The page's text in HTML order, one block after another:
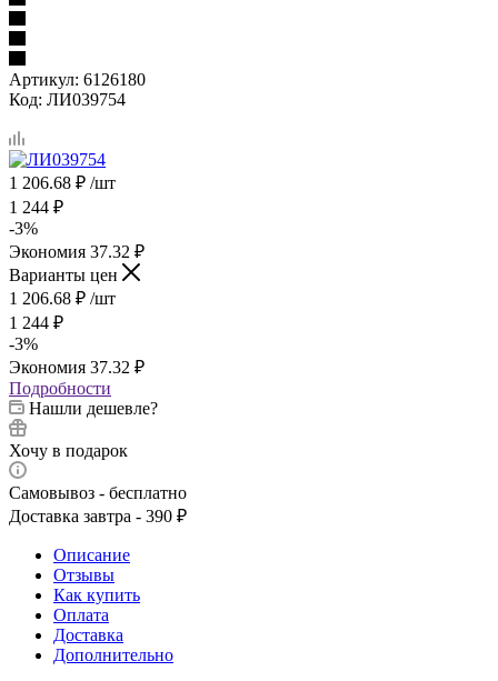
Артикул: 6126180
Код: ЛИ039754
1 206.68 ₽ /шт
1 244 ₽
-3%
Экономия 37.32 ₽
Варианты цен
1 206.68 ₽ /шт
1 244 ₽
-3%
Экономия 37.32 ₽
Подробности
Нашли дешевле?
Хочу в подарок
Самовывоз - бесплатно
Доставка завтра - 390 ₽
Описание
Отзывы
Как купить
Оплата
Доставка
Дополнительно